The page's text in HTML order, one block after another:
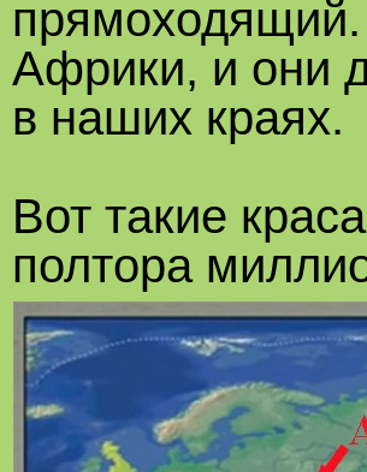
Африки, и они
в наших краях.
Вот такие
полтора